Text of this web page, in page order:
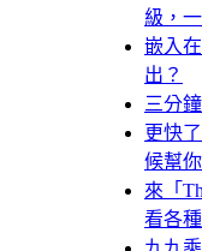
級，
嵌入
出？
三分
更快
候幫
來「
看各